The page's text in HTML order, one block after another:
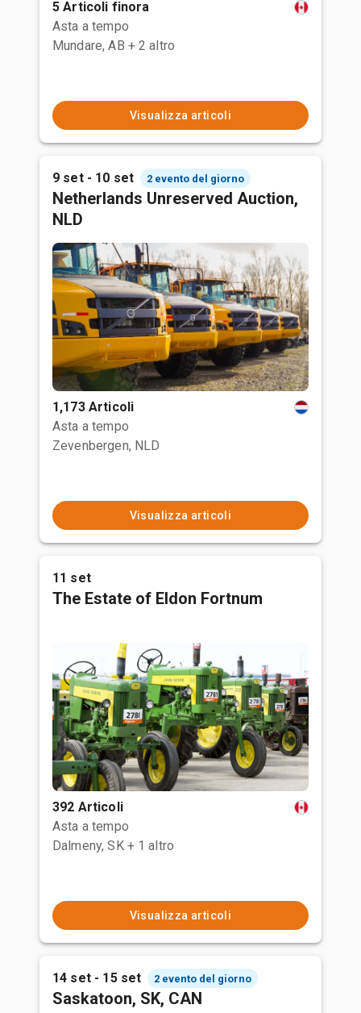
5 Articoli finora
Asta a tempo
Mundare, AB + 2 altro
Visualizza articoli
9 set - 10 set 2 evento del giorno
Netherlands Unreserved Auction,
NLD
1,173 Articoli
Asta a tempo
Zevenbergen, NLD
Visualizza articoli
11 set
The Estate of Eldon Fortnum
392 Articoli
Asta a tempo
Dalmeny, SK + 1 altro
Visualizza articoli
14 set - 15 set 2 evento del giorno
Saskatoon, SK, CAN